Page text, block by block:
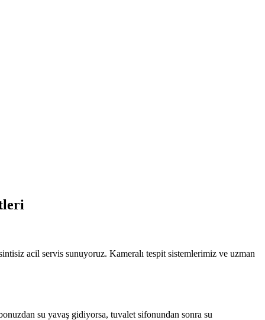
Vidanjor — Alanya Hizmetinde
acil servis sunuyoruz. Kameralı tespit sistemlerimiz ve uzman
su yavaş gidiyorsa, tuvalet sifonundan sonra su